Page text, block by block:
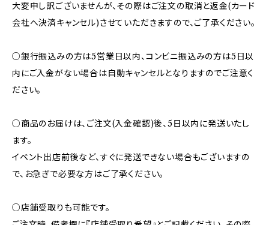
大変申し訳ございませんが、その際はご注文の取消と返金(カード
会社へ決済キャンセル)させていただきますので、ご了承ください。
○銀行振込みの方は5営業日以内、コンビニ振込みの方は5日以
内にご入金がない場合は自動キャンセルとなりますのでご注意く
ださい。
○商品のお届けは、ご注文(入金確認)後、5日以内に発送いたし
ます。
イベント出店前後など、すぐに発送できない場合もございますの
で、お急ぎで必要な方はご了承ください。
○店舗受取りも可能です。